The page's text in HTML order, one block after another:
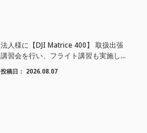
法人様に【DJI Matrice 400】 取扱出張
講習会を行い、フライト講習も実施しま
した。
投稿日： 2026.08.07